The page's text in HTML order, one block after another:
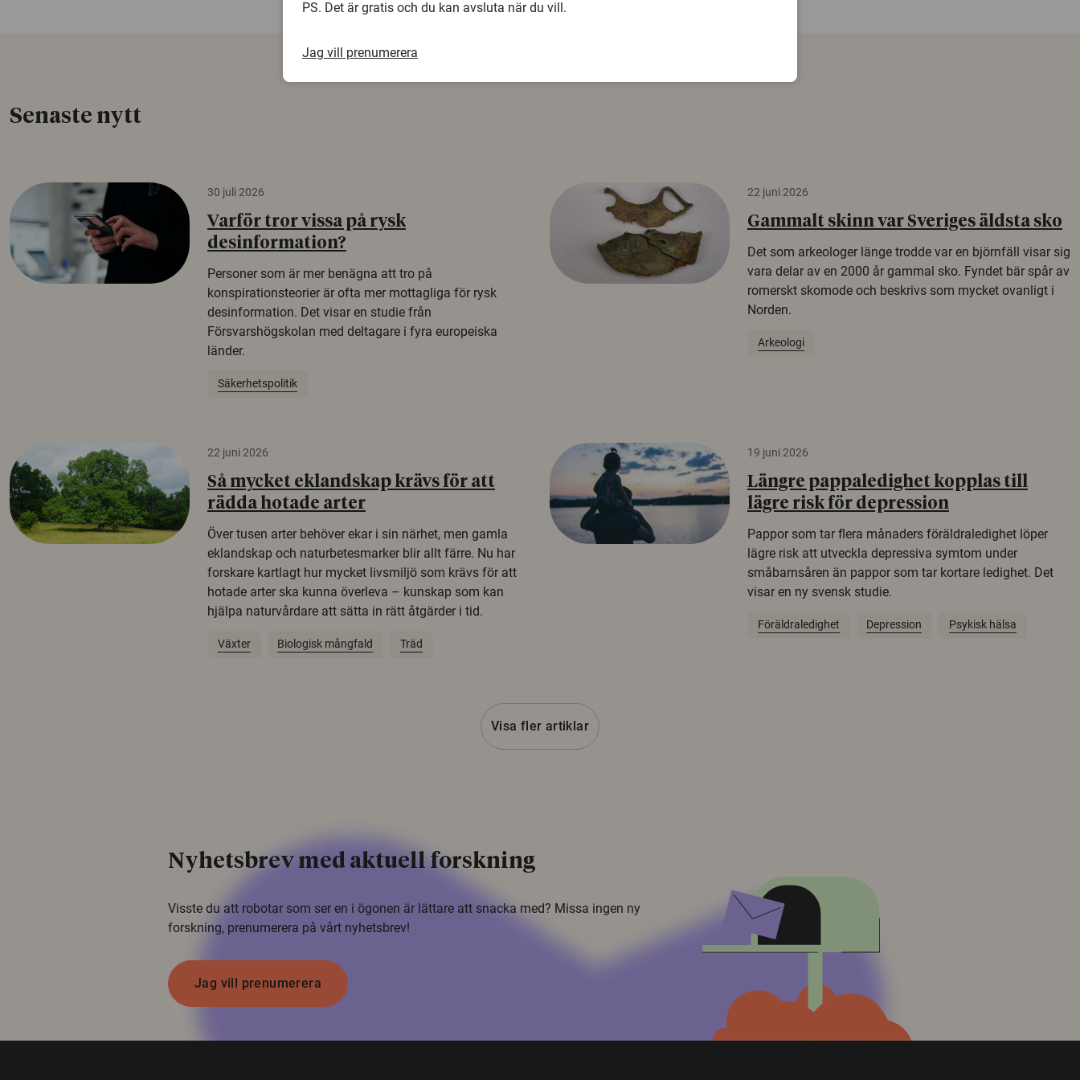
Senaste nytt
30 juli 2026
Varför tror vissa på rysk
desinformation?
Personer som är mer benägna att tro på
konspirationsteorier är ofta mer mottagliga för rysk
desinformation. Det visar en studie från
Försvarshögskolan med deltagare i fyra europeiska
länder.
Säkerhetspolitik
22 juni 2026
Gammalt skinn var Sveriges äldsta sko
Det som arkeologer länge trodde var en björnfäll visar sig
vara delar av en 2000 år gammal sko. Fyndet bär spår av
romerskt skomode och beskrivs som mycket ovanligt i
Norden.
Arkeologi
22 juni 2026
Så mycket eklandskap krävs för att
rädda hotade arter
Över tusen arter behöver ekar i sin närhet, men gamla
eklandskap och naturbetesmarker blir allt färre. Nu har
forskare kartlagt hur mycket livsmiljö som krävs för att
hotade arter ska kunna överleva – kunskap som kan
hjälpa naturvårdare att sätta in rätt åtgärder i tid.
Växter Biologisk mångfald Träd
19 juni 2026
Längre pappaledighet kopplas till
lägre risk för depression
Pappor som tar flera månaders föräldraledighet löper
lägre risk att utveckla depressiva symtom under
småbarnsåren än pappor som tar kortare ledighet. Det
visar en ny svensk studie.
Föräldraledighet Depression Psykisk hälsa
Visa fler artiklar
Nyhetsbrev med aktuell forskning
Visste du att robotar som ser en i ögonen är lättare att snacka med? Missa ingen ny
forskning, prenumerera på vårt nyhetsbrev!
Jag vill prenumerera
PS. Det är gratis och du kan avsluta när du vill.
Jag vill prenumerera